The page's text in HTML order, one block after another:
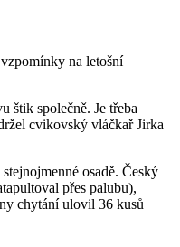
na letošní
štik společně. Je třeba
cvikovský vláčkař Jirka
osadě. Český
přes palubu),
chytání ulovil 36 kusů